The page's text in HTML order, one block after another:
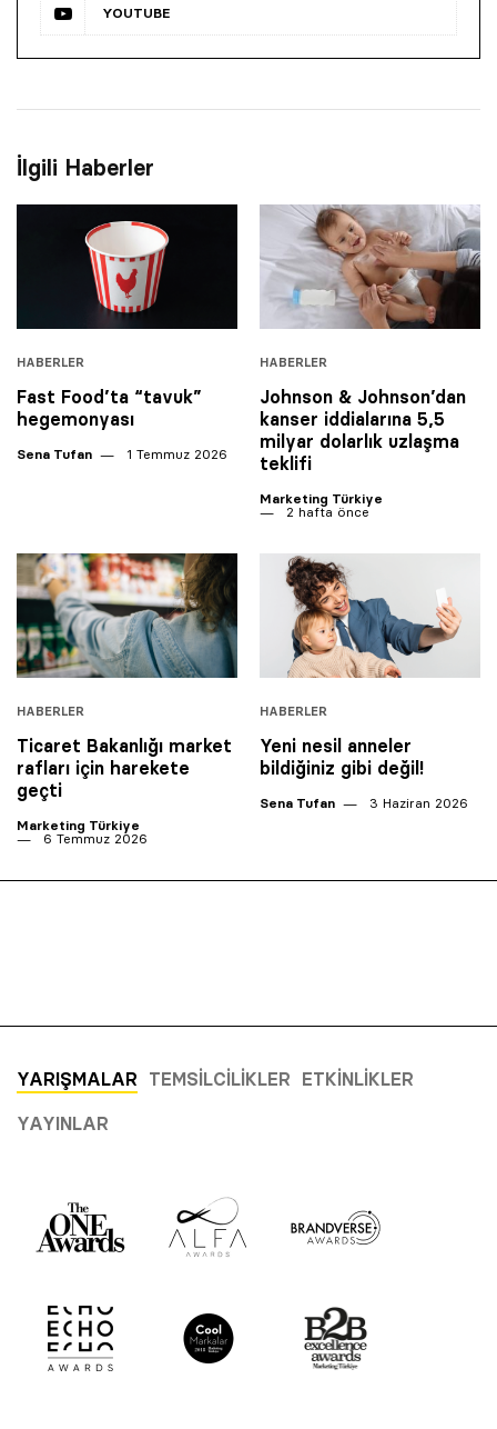
YOUTUBE
İlgili Haberler
HABERLER
Fast Food’ta “tavuk”
hegemonyası
Sena Tufan 1 Temmuz 2026
HABERLER
Johnson & Johnson’dan
kanser iddialarına 5,5
milyar dolarlık uzlaşma
teklifi
Marketing Türkiye
2 hafta önce
HABERLER
Ticaret Bakanlığı market
rafları için harekete
geçti
Marketing Türkiye
6 Temmuz 2026
HABERLER
Yeni nesil anneler
bildiğiniz gibi değil!
Sena Tufan 3 Haziran 2026
YARIŞMALAR TEMSILCILIKLER ETKINLIKLER
YAYINLAR